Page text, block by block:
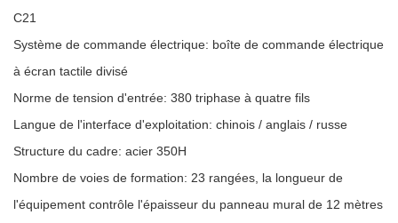
C21
Système de commande électrique: boîte de commande électrique
à écran tactile divisé
Norme de tension d'entrée: 380 triphase à quatre fils
Langue de l'interface d'exploitation: chinois / anglais / russe
Structure du cadre: acier 350H
Nombre de voies de formation: 23 rangées, la longueur de
l'équipement contrôle l'épaisseur du panneau mural de 12 mètres